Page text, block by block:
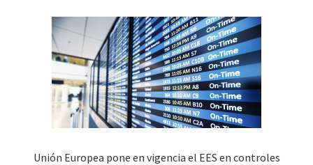
Unión Europea pone en vigencia el EES en controles